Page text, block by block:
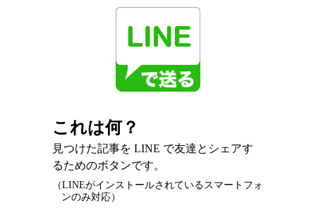
これは何？
見つけた記事を LINE で友達とシェアす
るためのボタンです。
（LINEがインストールされているスマートフォ
ンのみ対応）